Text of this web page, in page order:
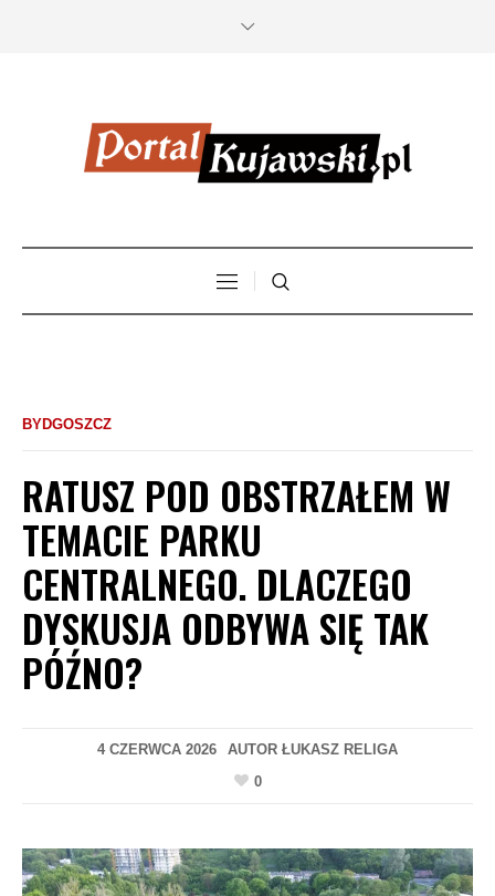
BYDGOSZCZ
RATUSZ POD OBSTRZAŁEM W
TEMACIE PARKU
CENTRALNEGO. DLACZEGO
DYSKUSJA ODBYWA SIĘ TAK
PÓŹNO?
4 CZERWCA 2026 AUTOR ŁUKASZ RELIGA
0